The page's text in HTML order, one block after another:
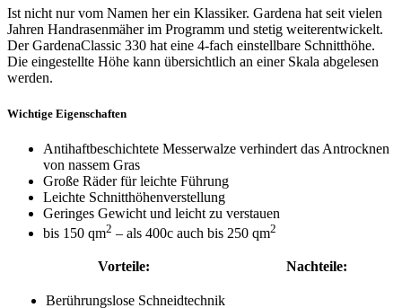
Ist nicht nur vom Namen her ein Klassiker. Gardena hat seit vielen
Jahren Handrasenmäher im Programm und stetig weiterentwickelt.
Der GardenaClassic 330 hat eine 4-fach einstellbare Schnitthöhe.
Die eingestellte Höhe kann übersichtlich an einer Skala abgelesen
werden.
Wichtige Eigenschaften
Antihaftbeschichtete Messerwalze verhindert das Antrocknen
von nassem Gras
Große Räder für leichte Führung
Leichte Schnitthöhenverstellung
Geringes Gewicht und leicht zu verstauen
bis 150 qm2 – als 400c auch bis 250 qm2
Vorteile: Nachteile:
Berührungslose Schneidtechnik